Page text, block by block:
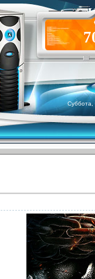
Суббота,